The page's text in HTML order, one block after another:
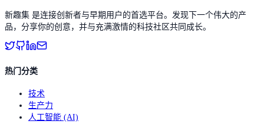
新趣集 是连接创新者与早期用户的首选平台。发现下一个伟大的产
品，分享你的创意，并与充满激情的科技社区共同成长。
热门分类
技术
生产力
人工智能 (AI)